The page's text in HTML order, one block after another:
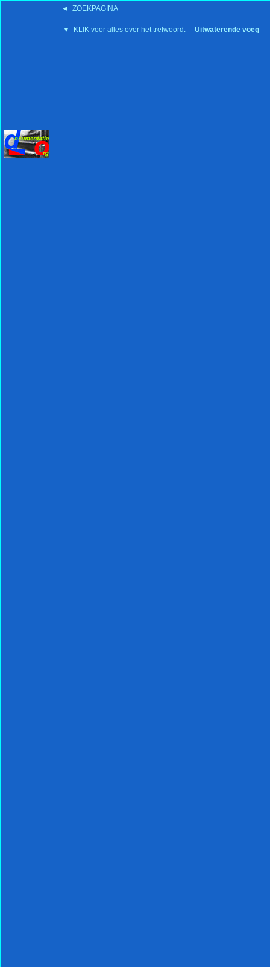
◄ ZOEKPAGINA
▼ KLIK voor alles over het trefwoord: Uitwaterende voeg
'15:19 19-2-2008